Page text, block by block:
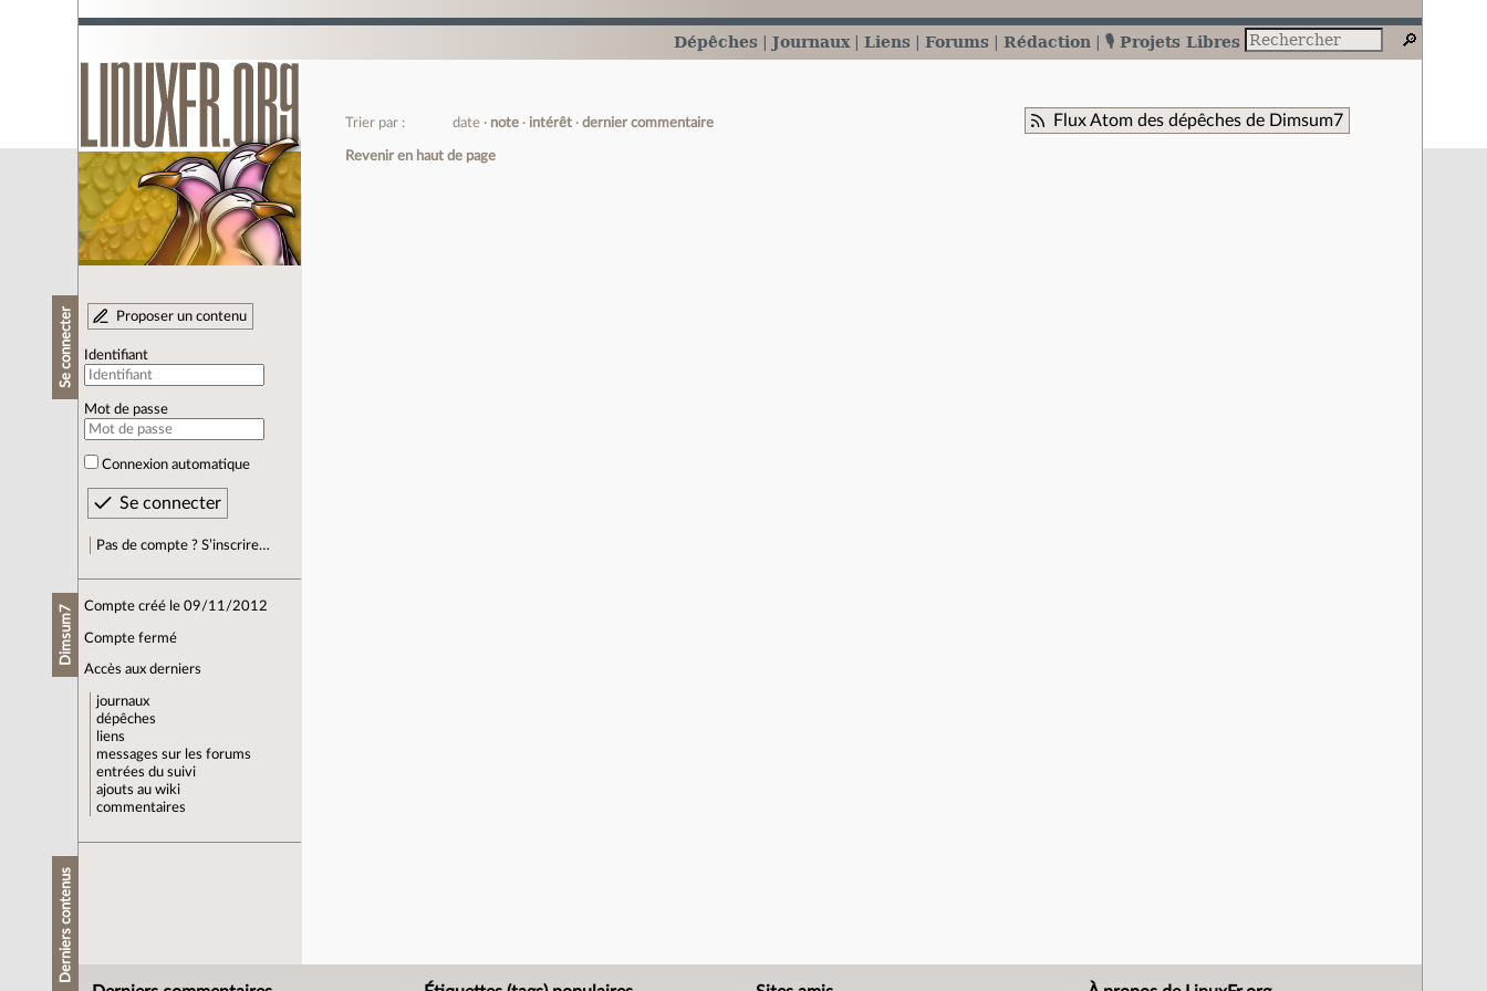
Dépêches Journaux Liens Forums Rédaction 🎙️ Projets Libres
Se connecter Proposer un contenu
Identifiant
Mot de passe
Connexion automatique
Pas de compte ? S’inscrire…
Dimsum7 Compte créé le 09/11/2012
Compte fermé
Accès aux derniers
journaux
dépêches
liens
messages sur les forums
entrées du suivi
ajouts au wiki
commentaires
Derniers contenus
Flux Atom des dépêches de Dimsum7
Trier par : date note intérêt dernier commentaire
Revenir en haut de page